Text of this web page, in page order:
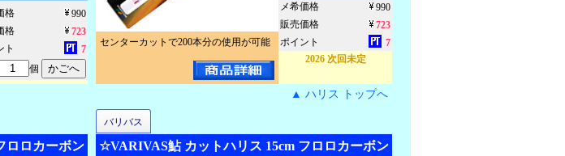
格
990
格
723
ト
7
個
センターカットで200本分の使用が可能
メ希価格
990
販売価格
723
ポイント
7
2026 次回未定
▲ ハリス トップへ
ロロカーボン
バリバス
☆VARIVAS鮎 カットハリス 15cm フロロカーボン